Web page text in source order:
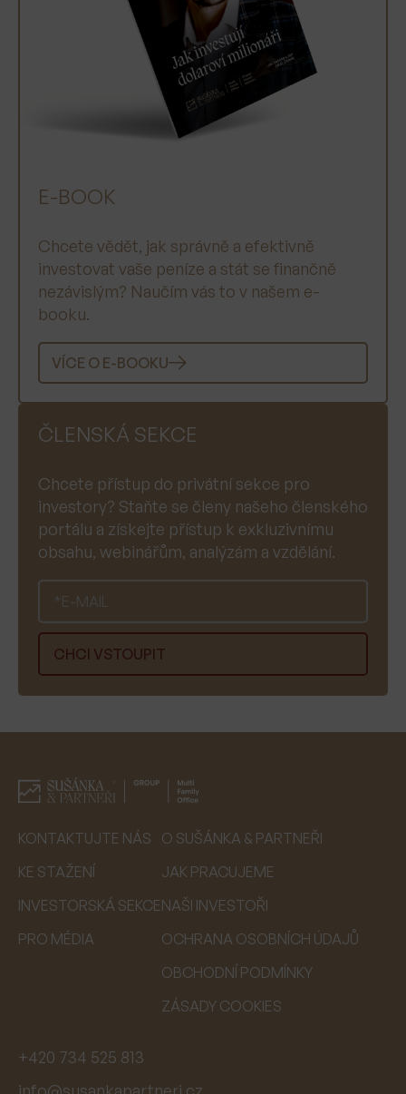
E-BOOK
Chcete vědět, jak správně a efektivně
investovat vaše peníze a stát se finančně
nezávislým? Naučím vás to v našem e-
booku.
VÍCE O E-BOOKU
ČLENSKÁ SEKCE
Chcete přístup do privátní sekce pro
investory? Staňte se členy našeho členského
portálu a získejte přístup k exkluzivnímu
obsahu, webinářům, analýzám a vzdělání.
KONTAKTUJTE NÁS
KE STAŽENÍ
INVESTORSKÁ SEKCE
PRO MÉDIA
O SUŠÁNKA & PARTNEŘI
JAK PRACUJEME
NAŠI INVESTOŘI
OCHRANA OSOBNÍCH ÚDAJŮ
OBCHODNÍ PODMÍNKY
ZÁSADY COOKIES
+420 734 525 813